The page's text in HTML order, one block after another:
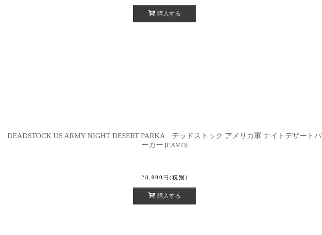
購入する
DEADSTOCK US ARMY NIGHT DESERT PARKA デッドストック アメリカ軍 ナイトデザートパ
ーカー [CAMO]
28,000 円 (税別)
購入する